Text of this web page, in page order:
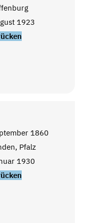
1923
1860
Pfalz
1930